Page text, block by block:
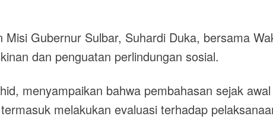
Gubernur Sulbar, Suhardi Duka, bersama
dan penguatan perlindungan sosial.
menyampaikan bahwa pembahasan sejak
melakukan evaluasi terhadap